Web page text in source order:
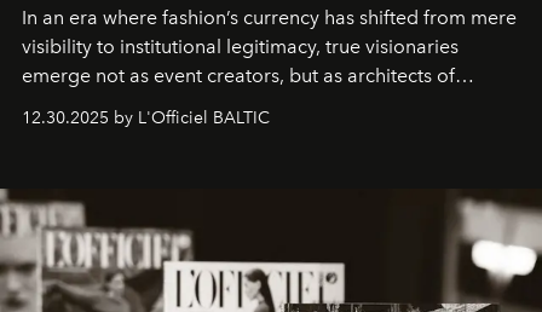
In an era where fashion’s currency has shifted from mere
visibility to institutional legitimacy, true visionaries
emerge not as event creators, but as architects of
ecosystems.
Sabrina Spinelli
brand strategist with three decades of mastery in luxury,
framework where creativity, commerce, and culture
converge with surgical precision.
12.30.2025 by L'Officiel BALTIC